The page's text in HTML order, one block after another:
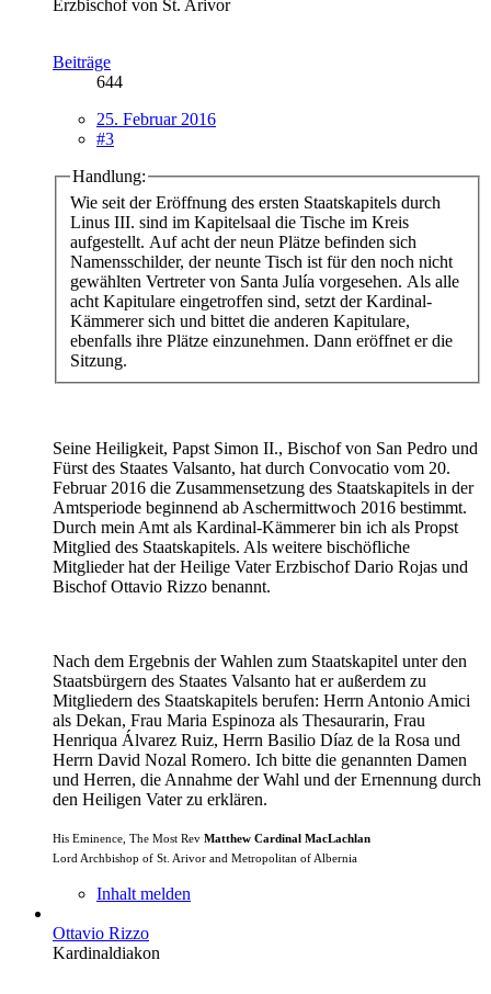
Erzbischof von St. Arivor
Beiträge
644
25. Februar 2016
#3
Handlung:
Wie seit der Eröffnung des ersten Staatskapitels durch
Linus III. sind im Kapitelsaal die Tische im Kreis
aufgestellt. Auf acht der neun Plätze befinden sich
Namensschilder, der neunte Tisch ist für den noch nicht
gewählten Vertreter von Santa Julía vorgesehen. Als alle
acht Kapitulare eingetroffen sind, setzt der Kardinal-
Kämmerer sich und bittet die anderen Kapitulare,
ebenfalls ihre Plätze einzunehmen. Dann eröffnet er die
Sitzung.
Seine Heiligkeit, Papst Simon II., Bischof von San Pedro und
Fürst des Staates Valsanto, hat durch Convocatio vom 20.
Februar 2016 die Zusammensetzung des Staatskapitels in der
Amtsperiode beginnend ab Aschermittwoch 2016 bestimmt.
Durch mein Amt als Kardinal-Kämmerer bin ich als Propst
Mitglied des Staatskapitels. Als weitere bischöfliche
Mitglieder hat der Heilige Vater Erzbischof Dario Rojas und
Bischof Ottavio Rizzo benannt.
Nach dem Ergebnis der Wahlen zum Staatskapitel unter den
Staatsbürgern des Staates Valsanto hat er außerdem zu
Mitgliedern des Staatskapitels berufen: Herrn Antonio Amici
als Dekan, Frau Maria Espinoza als Thesaurarin, Frau
Henriqua Álvarez Ruiz, Herrn Basilio Díaz de la Rosa und
Herrn David Nozal Romero. Ich bitte die genannten Damen
und Herren, die Annahme der Wahl und der Ernennung durch
den Heiligen Vater zu erklären.
His Eminence, The Most Rev Matthew Cardinal MacLachlan
Lord Archbishop of St. Arivor and Metropolitan of Albernia
Inhalt melden
Ottavio Rizzo
Kardinaldiakon